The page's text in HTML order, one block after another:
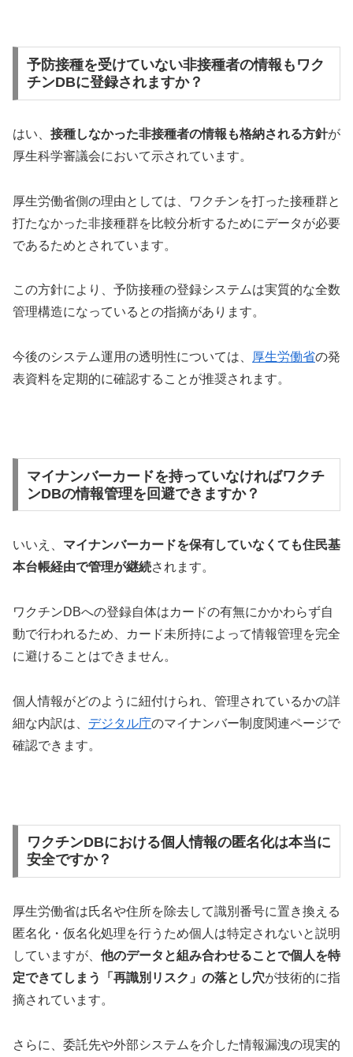
予防接種を受けていない非接種者の情報もワク
チンDBに登録されますか？
はい、 接種しなかった非接種者の情報も格納される方針が
厚生科学審議会において示されています。
厚生労働省側の理由としては、ワクチンを打った接種群と
打たなかった非接種群を比較分析するためにデータが必要
であるためとされています。
この方針により、予防接種の登録システムは実質的な全数
管理構造になっているとの指摘があります。
今後のシステム運用の透明性については、 厚生労働省の発
表資料を定期的に確認することが推奨されます。
マイナンバーカードを持っていなければワクチ
ンDBの情報管理を回避できますか？
いいえ、 マイナンバーカードを保有していなくても住民基
本台帳経由で管理が継続されます。
ワクチンDBへの登録自体はカードの有無にかかわらず自
動で行われるため、カード未所持によって情報管理を完全
に避けることはできません。
個人情報がどのように紐付けられ、管理されているかの詳
細な内訳は、 デジタル庁のマイナンバー制度関連ページで
確認できます。
ワクチンDBにおける個人情報の匿名化は本当に
安全ですか？
厚生労働省は氏名や住所を除去して識別番号に置き換える
匿名化・仮名化処理を行うため個人は特定されないと説明
していますが、 他のデータと組み合わせることで個人を特
定できてしまう「再識別リスク」の落とし穴が技術的に指
摘されています。
さらに、委託先や外部システムを介した情報漏洩の現実的